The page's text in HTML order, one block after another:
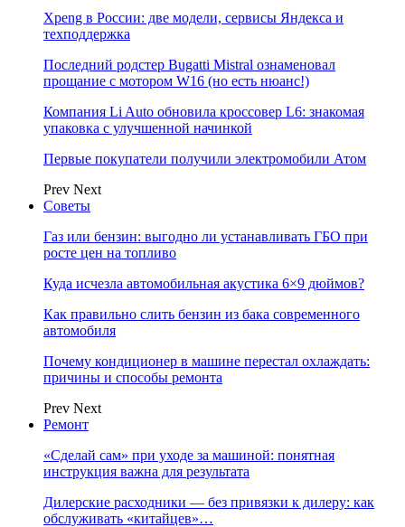
Xpeng в России: две модели, сервисы Яндекса и
техподдержка
Последний родстер Bugatti Mistral ознаменовал
прощание с мотором W16 (но есть нюанс!)
Компания Li Auto обновила кроссовер L6: знакомая
упаковка с улучшенной начинкой
Первые покупатели получили электромобили Атом
Prev Next
Советы
Газ или бензин: выгодно ли устанавливать ГБО при
росте цен на топливо
Куда исчезла автомобильная акустика 6×9 дюймов?
Как правильно слить бензин из бака современного
автомобиля
Почему кондиционер в машине перестал охлаждать:
причины и способы ремонта
Prev Next
Ремонт
«Сделай сам» при уходе за машиной: понятная
инструкция важна для результата
Дилерские расходники — без привязки к дилеру: как
обслуживать «китайцев»…